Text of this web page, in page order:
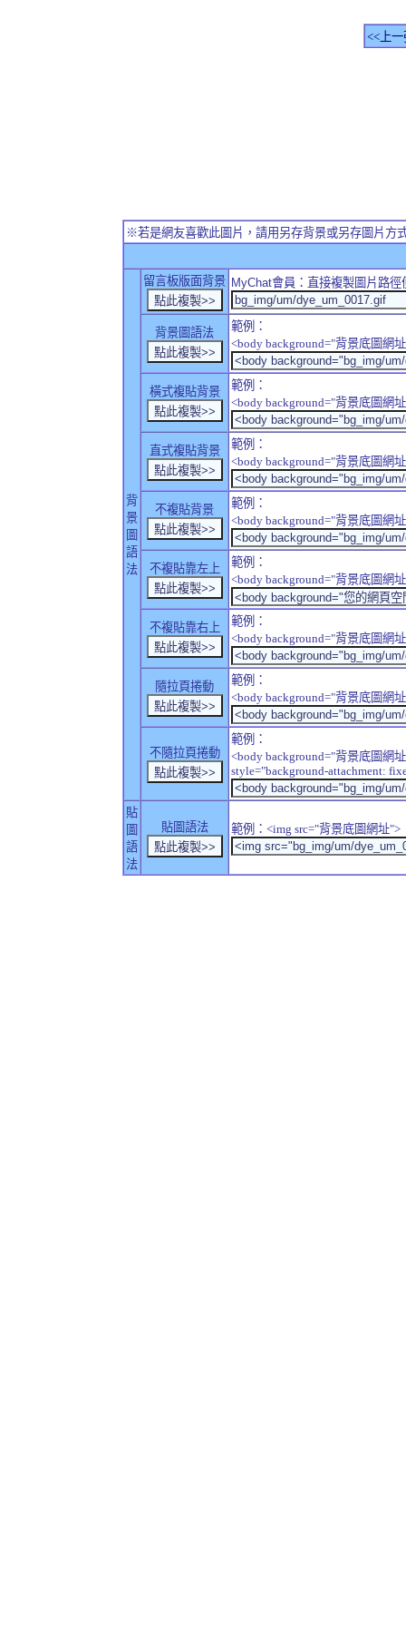
<<上一
※若是網友喜歡此圖片，請用另存背景或另存圖片方
背
景
圖
語
法
留言板版面背景 MyChat會員：直接複製圖片路
背景圖語法
範例：
<body background="背景底圖網
橫式複貼背景
範例：
<body background="背景底圖網
直式複貼背景
範例：
<body background="背景底圖網
不複貼背景
範例：
<body background="背景底圖網
不複貼靠左上
範例：
<body background="背景底圖網
不複貼靠右上
範例：
<body background="背景底圖網
隨拉頁捲動
範例：
<body background="背景底圖網
不隨拉頁捲動
範例：
<body background="背景底圖網
style="background-attachment:
貼
圖
語
法
貼圖語法 範例：<img src="背景底圖網址">